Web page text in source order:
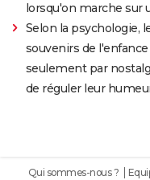
lorsqu'on marche sur
Selon la psychologie,
souvenirs de
seulement par
de réguler leur
Qui sommes-nous ?